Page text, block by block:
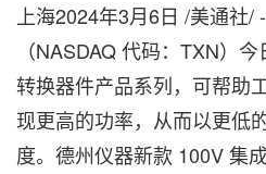
上海2024年3月6日 /美通社/
（NASDAQ 代码：TXN）
转换器件产品系列，可帮助
现更高的功率，从而以更低
度。德州仪器新款 100V 集